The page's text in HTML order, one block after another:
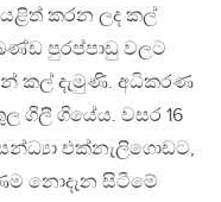
කරන ලද කල්
පුරප්පාඩු වලට
කල් දැමුණි. අධිකරණ
ගිලී ගියේය. වසර 16
එක්නැලිගොඩට,
නොදැන සිටීමේ